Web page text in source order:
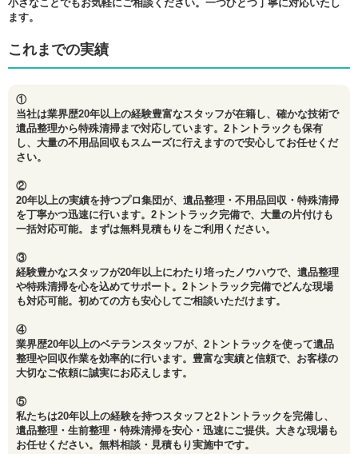
小さなことでもお気軽にご相談ください。一つひとつ丁寧に対応いたし
ます。
これまでの実績
①
当社は業界歴20年以上の経験豊富なスタッフが在籍し、確かな技術で
遺品整理から特殊清掃まで対応しています。2トントラックも保有
し、大量の不用品回収もスムーズに行えますので安心してお任せくだ
さい。
②
20年以上の実績を持つプロ集団が、遺品整理・不用品回収・特殊清掃
を丁寧かつ迅速に行います。2トントラック完備で、大量の片付けも
一括対応可能。まずは無料見積もりをご利用ください。
③
経験豊かなスタッフが20年以上にわたり培ったノウハウで、遺品整理
や特殊清掃を心を込めてサポート。2トントラック完備でどんな現場
も対応可能。初めての方も安心してご相談いただけます。
④
業界歴20年以上のベテランスタッフが、2トントラックを使って遺品
整理や回収作業を効率的に行います。豊富な実績と信頼で、お客様の
大切なご依頼に誠実にお応えします。
⑤
私たちは20年以上の経験を持つスタッフと2トントラックを完備し、
遺品整理・生前整理・特殊清掃を安心・迅速にご提供。大きな現場も
お任せください。無料相談・見積もり実施中です。